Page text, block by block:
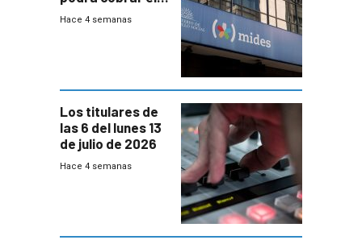
100% en efectivo
Hace 4 semanas
Los titulares de
las 6 del lunes 13
de julio de 2026
Hace 4 semanas